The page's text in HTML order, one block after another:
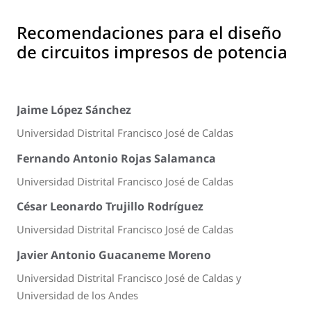
Recomendaciones para el diseño
de circuitos impresos de potencia
Jaime López Sánchez
Universidad Distrital Francisco José de Caldas
Fernando Antonio Rojas Salamanca
Universidad Distrital Francisco José de Caldas
César Leonardo Trujillo Rodríguez
Universidad Distrital Francisco José de Caldas
Javier Antonio Guacaneme Moreno
Universidad Distrital Francisco José de Caldas y
Universidad de los Andes